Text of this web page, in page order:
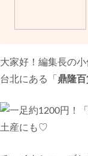
大家好！編集長の
台北にある「 鼎隆